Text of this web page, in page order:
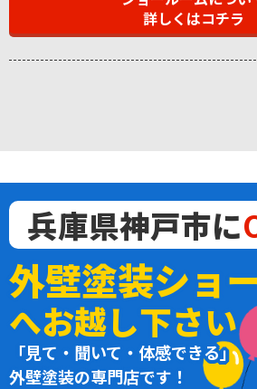
詳しくはコチラ
兵庫県神戸市に
外壁塗装ショ
へお越し下さい
「見て・聞いて・体感できる」
外壁塗装の専門店です！